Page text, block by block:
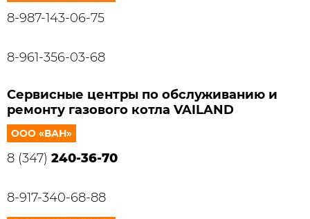
8-987-143-06-75
8-961-356-03-68
Сервисные центры по обслуживанию и
ремонту газового котла VAILAND
ООО «ВАН»
8 (347) 240-36-70
8-917-340-68-88